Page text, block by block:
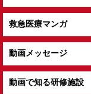
救急医療マンガ
動画メッセージ
動画で知る研修施設